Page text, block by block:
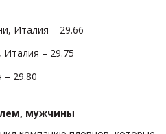
Италия – 29.66
– 29.75
– 29.80
мужчины